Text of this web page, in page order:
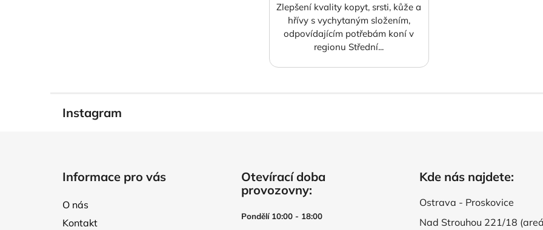
Zlepšení kvality kopyt, srsti, kůže a
hřívy s vychytaným složením,
odpovídajícím potřebám koní v
regionu Střední...
Instagram
Informace pro vás
O nás
Kontakt
Otevírací doba
provozovny:
Pondělí 10:00 - 18:00
Kde nás najdete:
Ostrava - Proskovice
Nad Strouhou 221/18